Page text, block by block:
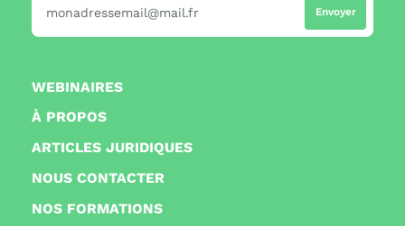
NOS FORMATIONS
ARTICLES JURIDIQUES
WEBINAIRES
NOUS CONTACTER
À PROPOS